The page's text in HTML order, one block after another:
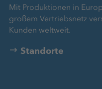
Mit Produktionen in
großem Vertriebsnetz
Kunden weltweit.
Standorte